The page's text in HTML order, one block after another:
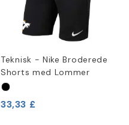
Teknisk - Nike Broderede
Shorts med Lommer
33,33 £